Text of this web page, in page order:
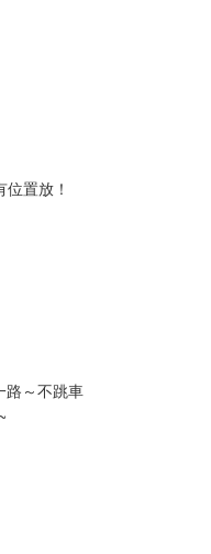
置放！
路～不跳車